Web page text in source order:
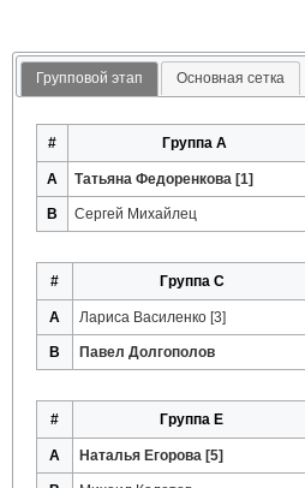
Групповой этап Основная сетка
# Группа A
A Татьяна Федоренкова [1]
B Сергей Михайлец
# Группа C
A Лариса Василенко [3]
B Павел Долгополов
# Группа E
A Наталья Егорова [5]